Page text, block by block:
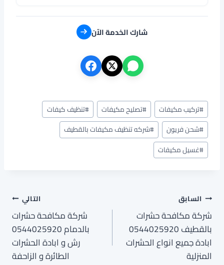
شارك الخدمة الآن
وسوم
المقال:
#تركيب مكيفات #تصليح مكيفات #تنظيف كيفات
#شحن فريون #شركه تنظيف مكيفات بالقطيف
#غسيل مكيفات
تصفّح
المقالات
السابق
شركة مكافحة حشرات
بالقطيف 0544025920
ابادة جميع انواع الحشرات
المنزلية
التالي
شركة مكافحة حشرات
بالدمام 0544025920
رش و ابادة الحشرات
الطائرة و الزاحفة